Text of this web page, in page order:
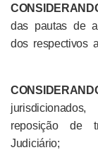
das pautas de
dos respectivos
reposição de
Judiciário;